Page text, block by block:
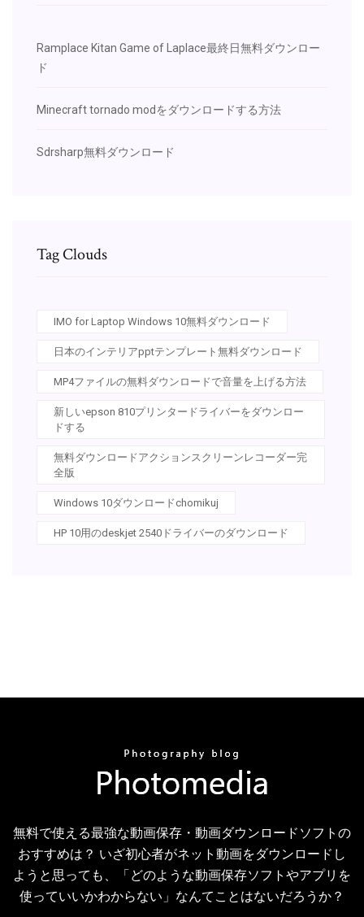
Ramplace Kitan Game of Laplace最終日無料ダウンロー
ド
Minecraft tornado modをダウンロードする方法
Sdrsharp無料ダウンロード
Tag Clouds
IMO for Laptop Windows 10無料ダウンロード
日本のインテリアpptテンプレート無料ダウンロード
MP4ファイルの無料ダウンロードで音量を上げる方法
新しいepson 810プリンタードライバーをダウンロー
ドする
無料ダウンロードアクションスクリーンレコーダー完
全版
Windows 10ダウンロードchomikuj
HP 10用のdeskjet 2540ドライバーのダウンロード
無料で使える最強な動画保存・動画ダウンロードソフトの
おすすめは？ いざ初心者がネット動画をダウンロードし
ようと思っても、「どのような動画保存ソフトやアプリを
使っていいかわからない」なんてことはないだろうか？